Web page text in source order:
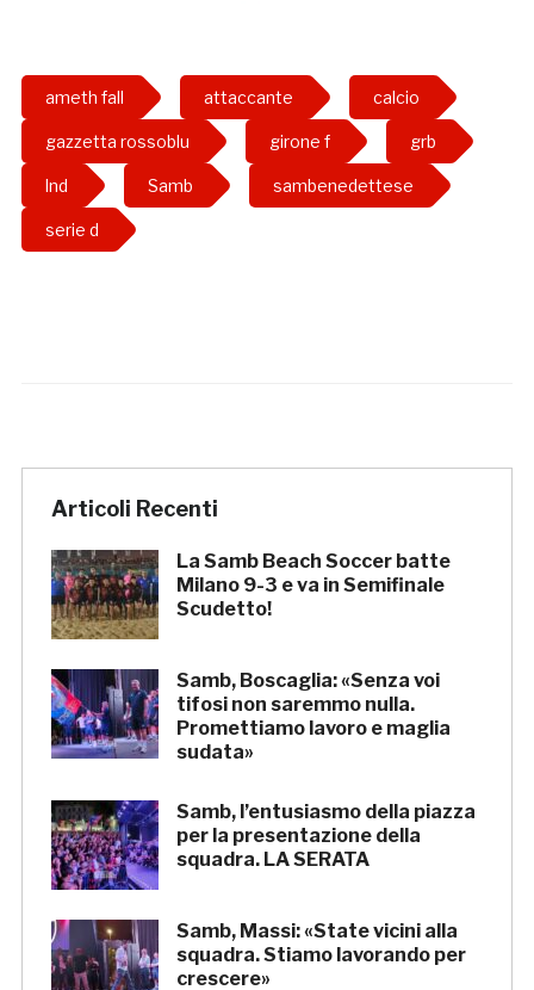
ameth fall attaccante calcio
gazzetta rossoblu girone f grb
lnd Samb sambenedettese
serie d
Articoli Recenti
La Samb Beach Soccer batte
Milano 9-3 e va in Semifinale
Scudetto!
Samb, Boscaglia: «Senza voi
tifosi non saremmo nulla.
Promettiamo lavoro e maglia
sudata»
Samb, l’entusiasmo della piazza
per la presentazione della
squadra. LA SERATA
Samb, Massi: «State vicini alla
squadra. Stiamo lavorando per
crescere»